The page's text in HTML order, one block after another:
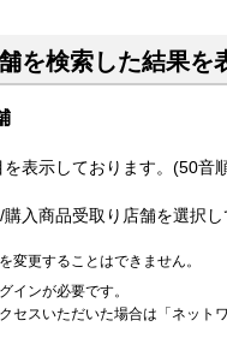
を検索した結果を
表示しております。(50音
入商品受取り店舗を選択し
変更することはできません。
インが必要です。
セスいただいた場合は「ネッ